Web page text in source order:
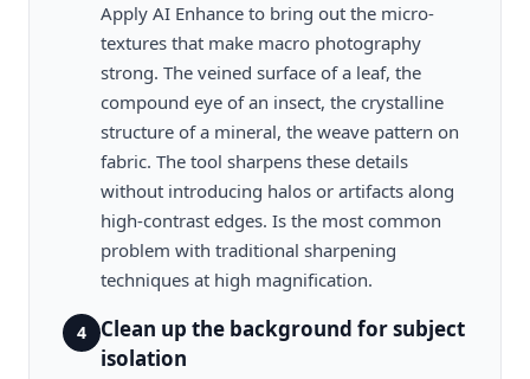
Apply AI Enhance to bring out the micro-
textures that make macro photography
strong. The veined surface of a leaf, the
compound eye of an insect, the crystalline
structure of a mineral, the weave pattern on
fabric. The tool sharpens these details
without introducing halos or artifacts along
high-contrast edges. Is the most common
problem with traditional sharpening
techniques at high magnification.
4
Clean up the background for subject
isolation